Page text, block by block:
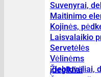
Suvenyrai,
Maitinimo
Kojinės,
Laisvalaikio
Servetėlės
Vėlinėms
Žiebtuvėliai, dujiniai degikliai, įdegikliai